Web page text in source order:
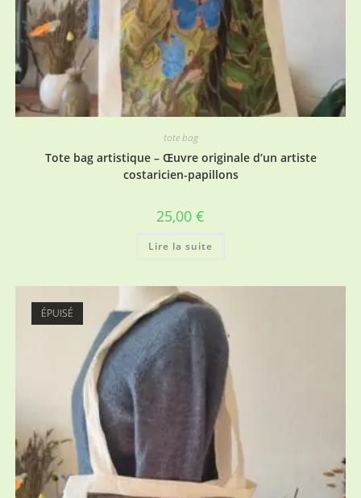
tote bag
Tote bag artistique – Œuvre originale d’un artiste
costaricien-papillons
25,00 €
Lire la suite
ÉPUISÉ